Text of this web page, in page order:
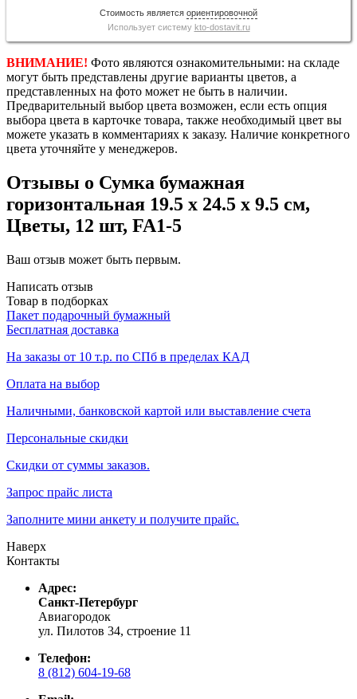
Стоимость является ориентировочной
Использует систему kto-dostavit.ru
ВНИМАНИЕ! Фото являются ознакомительными: на складе
могут быть представлены другие варианты цветов, а
представленных на фото может не быть в наличии.
Предварительный выбор цвета возможен, если есть опция
выбора цвета в карточке товара, также необходимый цвет вы
можете указать в комментариях к заказу. Наличие конкретного
цвета уточняйте у менеджеров.
Отзывы о Сумка бумажная
горизонтальная 19.5 х 24.5 х 9.5 см,
Цветы, 12 шт, FA1-5
Ваш отзыв может быть первым.
Написать отзыв
Товар в подборках
Пакет подарочный бумажный
Бесплатная доставка
На заказы от 10 т.р. по СПб в пределах КАД
Оплата на выбор
Наличными, банковской картой или выставление счета
Персональные скидки
Скидки от суммы заказов.
Запрос прайс листа
Заполните мини анкету и получите прайс.
Наверх
Контакты
Адрес:
Санкт-Петербург
Авиагородок
ул. Пилотов 34, строение 11
Телефон:
8 (812) 604-19-68